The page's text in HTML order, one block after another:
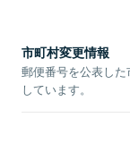
市町村変更情報
郵便番号を公表し
しています。